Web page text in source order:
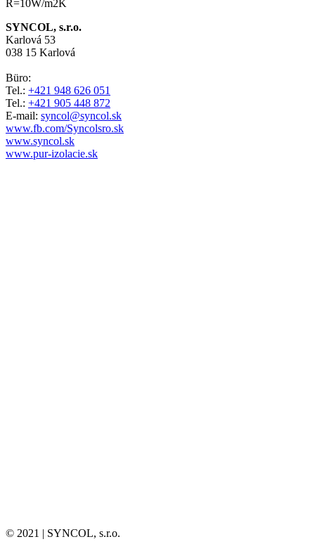
SYNCOL, s.r.o.
Karlová 53
038 15 Karlová
Büro:
Tel.: +421 948 626 051
Tel.: +421 905 448 872
E-mail: syncol@syncol.sk
www.fb.com/Syncolsro.sk
www.syncol.sk
www.pur-izolacie.sk
© 2021 | SYNCOL, s.r.o.